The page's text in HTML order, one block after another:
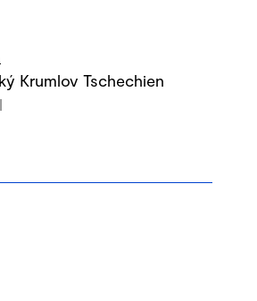
Krumlov Tschechien